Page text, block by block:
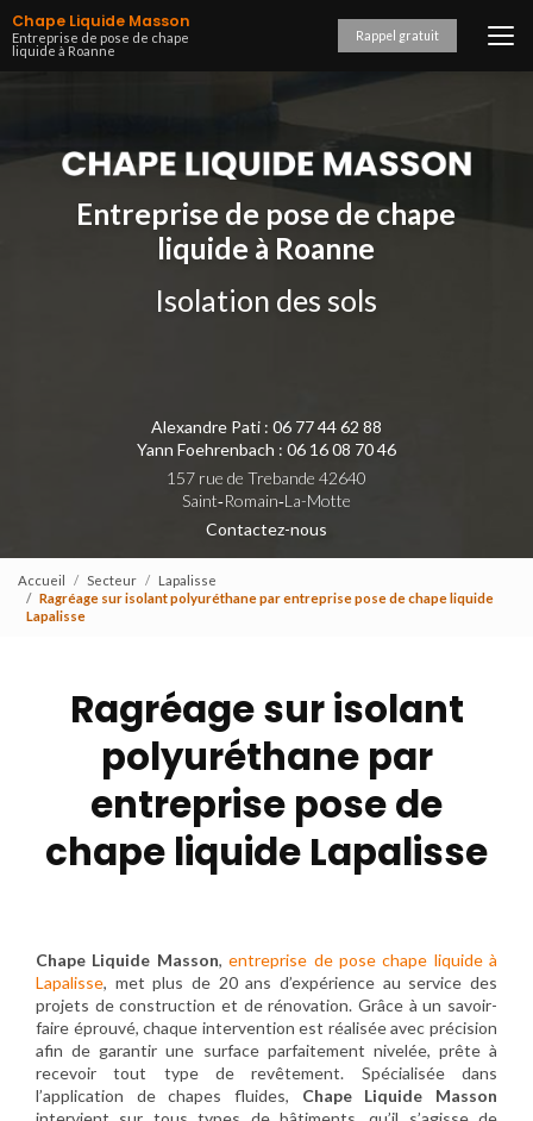
Aller
au
contenu
Chape Liquide Masson
Entreprise de pose de chape
liquide à Roanne
Rappel gratuit
Entreprise de pose de chape
liquide à Roanne
Isolation des sols
Alexandre Pati : 06 77 44 62 88
Yann Foehrenbach : 06 16 08 70 46
157 rue de Trebande 42640
Saint‑Romain‑La-Motte
Contactez-nous
Accueil Secteur
Lapalisse
Ragréage sur isolant polyuréthane par entreprise pose de chape liquide
Lapalisse
Ragréage sur isolant
polyuréthane par
entreprise pose de
chape liquide Lapalisse
Chape Liquide Masson,entreprise de pose chape liquide à
Lapalisse, met plus de 20 ans d’expérience au service des
projets de construction et de rénovation. Grâce à un savoir-
faire éprouvé, chaque intervention est réalisée avec précision
afin de garantir une surface parfaitement nivelée, prête à
recevoir tout type de revêtement. Spécialisée dans
l’application de chapes fluides, Chape Liquide Masson